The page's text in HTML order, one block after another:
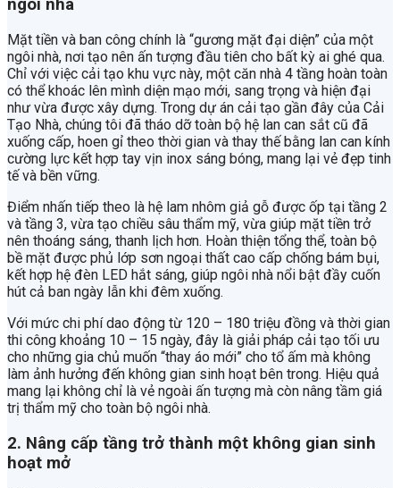
ngôi nhà
Mặt tiền và ban công chính là “gương mặt đại diện” của một
ngôi nhà, nơi tạo nên ấn tượng đầu tiên cho bất kỳ ai ghé qua.
Chỉ với việc cải tạo khu vực này, một căn nhà 4 tầng hoàn toàn
có thể khoác lên mình diện mạo mới, sang trọng và hiện đại
như vừa được xây dựng. Trong dự án cải tạo gần đây của Cải
Tạo Nhà, chúng tôi đã tháo dỡ toàn bộ hệ lan can sắt cũ đã
xuống cấp, hoen gỉ theo thời gian và thay thế bằng lan can kính
cường lực kết hợp tay vịn inox sáng bóng, mang lại vẻ đẹp tinh
tế và bền vững.
Điểm nhấn tiếp theo là hệ lam nhôm giả gỗ được ốp tại tầng 2
và tầng 3, vừa tạo chiều sâu thẩm mỹ, vừa giúp mặt tiền trở
nên thoáng sáng, thanh lịch hơn. Hoàn thiện tổng thể, toàn bộ
bề mặt được phủ lớp sơn ngoại thất cao cấp chống bám bụi,
kết hợp hệ đèn LED hắt sáng, giúp ngôi nhà nổi bật đầy cuốn
hút cả ban ngày lẫn khi đêm xuống.
Với mức chi phí dao động từ 120 – 180 triệu đồng và thời gian
thi công khoảng 10 – 15 ngày, đây là giải pháp cải tạo tối ưu
cho những gia chủ muốn “thay áo mới” cho tổ ấm mà không
làm ảnh hưởng đến không gian sinh hoạt bên trong. Hiệu quả
mang lại không chỉ là vẻ ngoài ấn tượng mà còn nâng tầm giá
trị thẩm mỹ cho toàn bộ ngôi nhà.
2. Nâng cấp tầng trở thành một không gian sinh
hoạt mở